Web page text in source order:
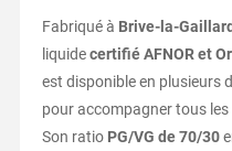
Fabriquéà Brive-la-
liquidecertifiéAFNORet
est disponibleen plusieurs
pouraccompagnertous les
Son ratio PG/VG de70/30